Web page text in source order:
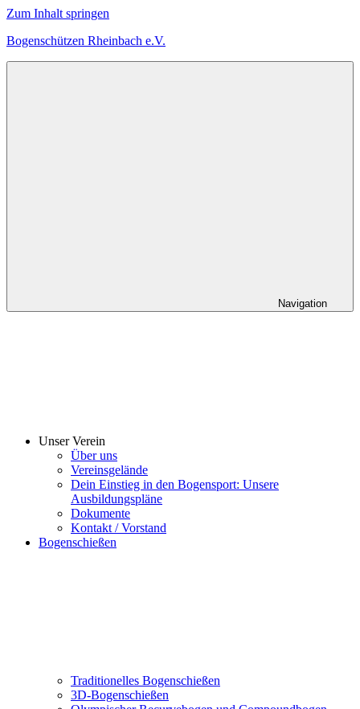
Zum Inhalt springen
Bogenschützen Rheinbach e.V.
Navigation
Unser Verein
Über uns
Vereinsgelände
Dein Einstieg in den Bogensport: Unsere
Ausbildungspläne
Dokumente
Kontakt / Vorstand
Bogenschießen
Traditionelles Bogenschießen
3D-Bogenschießen